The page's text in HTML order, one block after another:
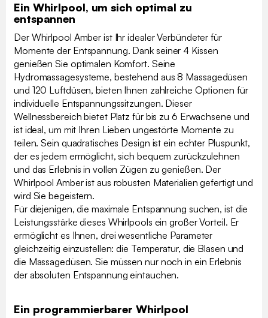
Ein Whirlpool, um sich optimal zu
entspannen
Der Whirlpool Amber ist Ihr idealer Verbündeter für
Momente der Entspannung. Dank seiner 4 Kissen
genießen Sie optimalen Komfort. Seine
Hydromassagesysteme, bestehend aus 8 Massagedüsen
und 120 Luftdüsen, bieten Ihnen zahlreiche Optionen für
individuelle Entspannungssitzungen. Dieser
Wellnessbereich bietet Platz für bis zu 6 Erwachsene und
ist ideal, um mit Ihren Lieben ungestörte Momente zu
teilen. Sein quadratisches Design ist ein echter Pluspunkt,
der es jedem ermöglicht, sich bequem zurückzulehnen
und das Erlebnis in vollen Zügen zu genießen. Der
Whirlpool Amber ist aus robusten Materialien gefertigt und
wird Sie begeistern.
Für diejenigen, die maximale Entspannung suchen, ist die
Leistungsstärke dieses Whirlpools ein großer Vorteil. Er
ermöglicht es Ihnen, drei wesentliche Parameter
gleichzeitig einzustellen: die Temperatur, die Blasen und
die Massagedüsen. Sie müssen nur noch in ein Erlebnis
der absoluten Entspannung eintauchen.
Ein programmierbarer Whirlpool